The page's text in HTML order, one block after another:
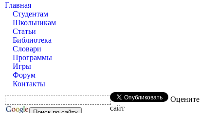
Главная
Студентам
Школьникам
Статьи
Библиотека
Словари
Программы
Игры
Форум
Контакты
Оцените
сайт